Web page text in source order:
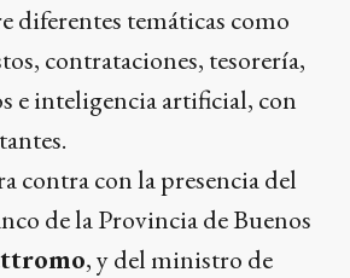
diferentes temáticas como
contrataciones, tesorería,
e inteligencia artificial, con
contra con la presencia del
de la Provincia de Buenos
, y del ministro de